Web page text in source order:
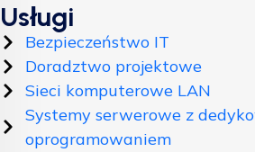
Usługi
Bezpieczeństwo IT
Doradztwo projektowe
Sieci komputerowe LAN
Systemy serwerowe z
oprogramowaniem